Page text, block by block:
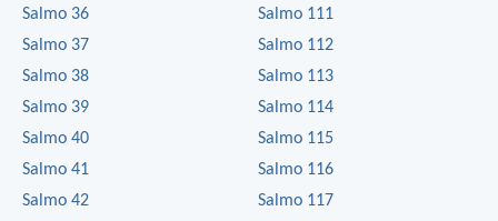
Salmo 36
Salmo 37
Salmo 38
Salmo 39
Salmo 40
Salmo 41
Salmo 42
Salmo 111
Salmo 112
Salmo 113
Salmo 114
Salmo 115
Salmo 116
Salmo 117